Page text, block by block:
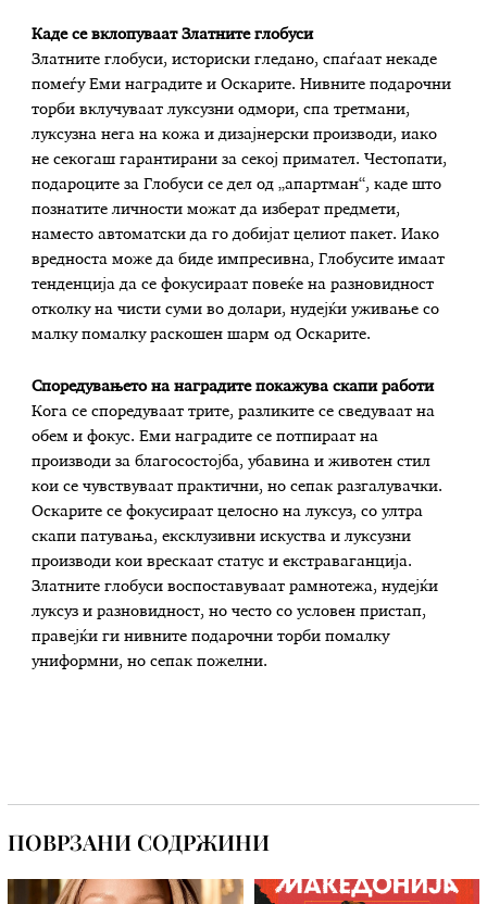
Каде се вклопуваат Златните глобуси
Златните глобуси, историски гледано, спаѓаат некаде
помеѓу Еми наградите и Оскарите. Нивните подарочни
торби вклучуваат луксузни одмори, спа третмани,
луксузна нега на кожа и дизајнерски производи, иако
не секогаш гарантирани за секој примател. Честопати,
подароците за Глобуси се дел од „апартман“, каде што
познатите личности можат да изберат предмети,
наместо автоматски да го добијат целиот пакет. Иако
вредноста може да биде импресивна, Глобусите имаат
тенденција да се фокусираат повеќе на разновидност
отколку на чисти суми во долари, нудејќи уживање со
малку помалку раскошен шарм од Оскарите.
Споредувањето на наградите покажува скапи работи
Кога се споредуваат трите, разликите се сведуваат на
обем и фокус. Еми наградите се потпираат на
производи за благосостојба, убавина и животен стил
кои се чувствуваат практични, но сепак разгалувачки.
Оскарите се фокусираат целосно на луксуз, со ултра
скапи патувања, ексклузивни искуства и луксузни
производи кои врескаат статус и екстраваганција.
Златните глобуси воспоставуваат рамнотежа, нудејќи
луксуз и разновидност, но често со условен пристап,
правејќи ги нивните подарочни торби помалку
униформни, но сепак пожелни.
ПОВРЗАНИ СОДРЖИНИ